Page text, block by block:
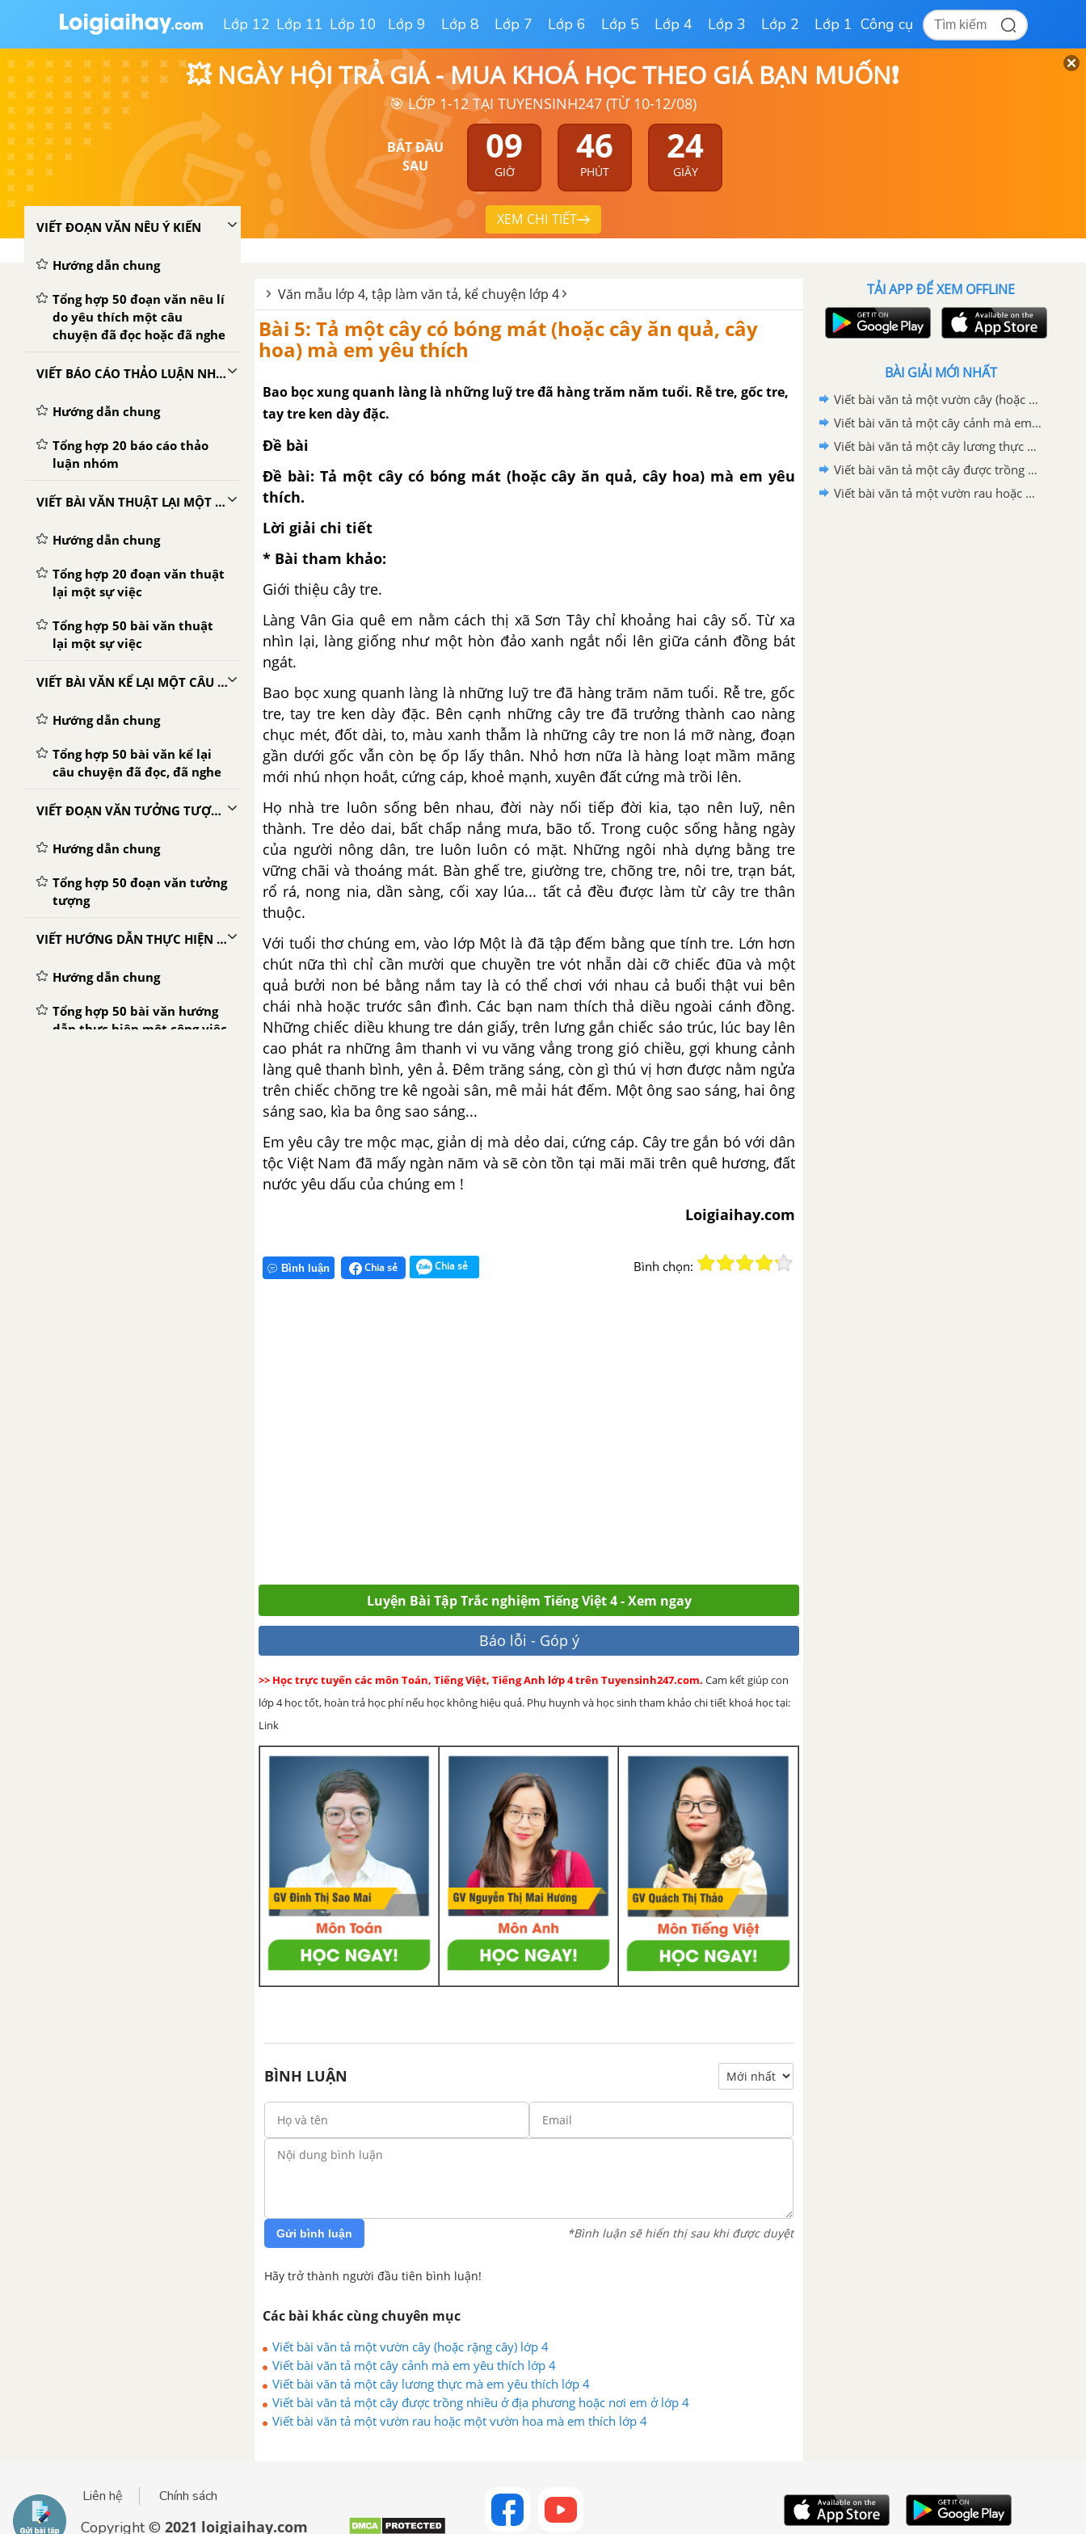
Lớp 12 Lớp 11 Lớp 10 Lớp 9 Lớp 8 Lớp 7 Lớp 6 Lớp 5 Lớp 4 Lớp 3 Lớp 2 Lớp 1 Công cụ
💥 NGÀY HỘI TRẢ GIÁ - MUA KHOÁ HỌC THEO GIÁ BẠN MUỐN❗
🎯 LỚP 1-12 TẠI TUYENSINH247 (TỪ 10-12/08)
BẮT ĐẦU
SAU
09
GIỜ
46
PHÚT
23
GIÂY
XEM CHI TIẾT
VIẾT ĐOẠN VĂN NÊU Ý KIẾN
Hướng dẫn chung
Tổng hợp 50 đoạn văn nêu lí
do yêu thích một câu
chuyện đã đọc hoặc đã nghe
VIẾT BÁO CÁO THẢO LUẬN NHÓM
Hướng dẫn chung
Tổng hợp 20 báo cáo thảo
luận nhóm
VIẾT BÀI VĂN THUẬT LẠI MỘT SỰ VIỆC
Hướng dẫn chung
Tổng hợp 20 đoạn văn thuật
lại một sự việc
Tổng hợp 50 bài văn thuật
lại một sự việc
VIẾT BÀI VĂN KỂ LẠI MỘT CÂU CHUYỆN
Hướng dẫn chung
Tổng hợp 50 bài văn kể lại
câu chuyện đã đọc, đã nghe
VIẾT ĐOẠN VĂN TƯỞNG TƯỢNG
Hướng dẫn chung
Tổng hợp 50 đoạn văn tưởng
tượng
VIẾT HƯỚNG DẪN THỰC HIỆN MỘT CÔNG VIỆC
Hướng dẫn chung
Tổng hợp 50 bài văn hướng
dẫn thực hiện một công việc
Văn mẫu lớp 4, tập làm văn tả, kể chuyện lớp 4
Bài 5: Tả một cây có bóng mát (hoặc cây ăn quả, cây
hoa) mà em yêu thích
Bao bọc xung quanh làng là những luỹ tre đã hàng trăm năm tuổi. Rễ tre, gốc tre,
tay tre ken dày đặc.
Đề bài
Đề bài: Tả một cây có bóng mát (hoặc cây ăn quả, cây hoa) mà em yêu
thích.
Lời giải chi tiết
* Bài tham khảo:
Giới thiệu cây tre.
Làng Vân Gia quê em nằm cách thị xã Sơn Tây chỉ khoảng hai cây số. Từ xa
nhìn lại, làng giống như một hòn đảo xanh ngắt nổi lên giữa cánh đồng bát
ngát.
Bao bọc xung quanh làng là những luỹ tre đã hàng trăm năm tuổi. Rễ tre, gốc
tre, tay tre ken dày đặc. Bên cạnh những cây tre đã trưởng thành cao nàng
chục mét, đốt dài, to, màu xanh thẫm là những cây tre non lá mỡ nàng, đoạn
gần dưới gốc vẫn còn bẹ ốp lấy thân. Nhỏ hơn nữa là hàng loạt mầm măng
mới nhú nhọn hoắt, cứng cáp, khoẻ mạnh, xuyên đất cứng mà trồi lên.
Họ nhà tre luôn sống bên nhau, đời này nối tiếp đời kia, tạo nên luỹ, nên
thành. Tre dẻo dai, bất chấp nắng mưa, bão tố. Trong cuộc sống hằng ngày
của người nông dân, tre luôn luôn có mặt. Những ngôi nhà dựng bằng tre
vững chãi và thoáng mát. Bàn ghế tre, giường tre, chõng tre, nôi tre, trạn bát,
rổ rá, nong nia, dần sàng, cối xay lúa... tất cả đều được làm từ cây tre thân
thuộc.
Với tuổi thơ chúng em, vào lớp Một là đã tập đếm bằng que tính tre. Lớn hơn
chút nữa thì chỉ cần mười que chuyền tre vót nhẵn dài cỡ chiếc đũa và một
quả bưởi non bé bằng nắm tay là có thể chơi với nhau cả buổi thật vui bên
chái nhà hoặc trước sân đình. Các bạn nam thích thả diều ngoài cánh đồng.
Những chiếc diều khung tre dán giấy, trên lưng gắn chiếc sáo trúc, lúc bay lên
cao phát ra những âm thanh vi vu văng vẳng trong gió chiều, gợi khung cảnh
làng quê thanh bình, yên ả. Đêm trăng sáng, còn gì thú vị hơn được nằm ngửa
trên chiếc chõng tre kê ngoài sân, mê mải hát đếm. Một ông sao sáng, hai ông
sáng sao, kìa ba ông sao sáng...
Em yêu cây tre mộc mạc, giản dị mà dẻo dai, cứng cáp. Cây tre gắn bó với dân
tộc Việt Nam đã mấy ngàn năm và sẽ còn tồn tại mãi mãi trên quê hương, đất
nước yêu dấu của chúng em !
Loigiaihay.com
Bình luận Chia sẻ Chia sẻ Bình chọn:
Luyện Bài Tập Trắc nghiệm Tiếng Việt 4 - Xem ngay
Báo lỗi - Góp ý
>> Học trực tuyến các môn Toán, Tiếng Việt, Tiếng Anh lớp 4 trên Tuyensinh247.com. Cam kết giúp con
lớp 4 học tốt, hoàn trả học phí nếu học không hiệu quả. Phụ huynh và học sinh tham khảo chi tiết khoá học tại:
Link
BÌNH LUẬN
Gửi bình luận *Bình luận sẽ hiển thị sau khi được duyệt
Hãy trở thành người đầu tiên bình luận!
Các bài khác cùng chuyên mục
Viết bài văn tả một vườn cây (hoặc rặng cây) lớp 4
Viết bài văn tả một cây cảnh mà em yêu thích lớp 4
Viết bài văn tả một cây lương thực mà em yêu thích lớp 4
Viết bài văn tả một cây được trồng nhiều ở địa phương hoặc nơi em ở lớp 4
Viết bài văn tả một vườn rau hoặc một vườn hoa mà em thích lớp 4
TẢI APP ĐỂ XEM OFFLINE
BÀI GIẢI MỚI NHẤT
Viết bài văn tả một vườn cây (hoặc rặng cây) lớp 4
Viết bài văn tả một cây cảnh mà em yêu thích lớp 4
Viết bài văn tả một cây lương thực mà em yêu thích lớp 4
Viết bài văn tả một cây được trồng nhiều ở địa phương hoặc nơi em ở lớp 4
Viết bài văn tả một vườn rau hoặc một vườn hoa mà em thích lớp 4
Liên hệ Chính sách
Copyright © 2021 loigiaihay.com